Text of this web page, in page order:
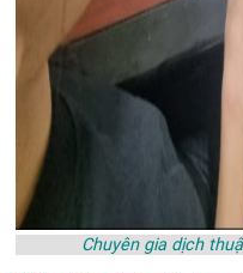
Chuyên gia dịch